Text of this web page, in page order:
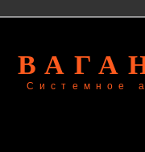
Системное